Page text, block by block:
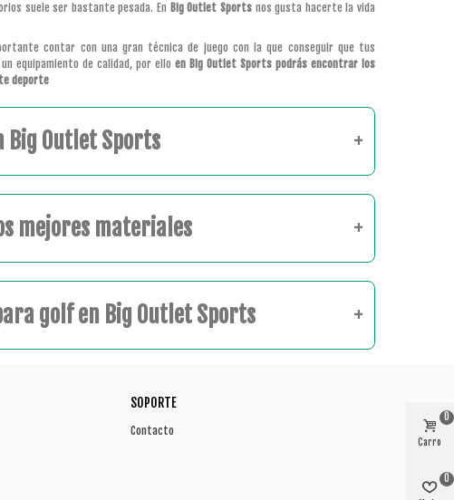
suele ser bastante pesada. En Big Outlet Sportsnos gusta hacerte la vida
contar con una gran técnica de juego con la que conseguir que tus
equipamiento de calidad, por elloen Big Outlet Sports podrás encontrar los
deporte
Big Outlet Sports
mejores materiales
golf en Big Outlet Sports
SOPORTE
Contacto
Carro
0
0